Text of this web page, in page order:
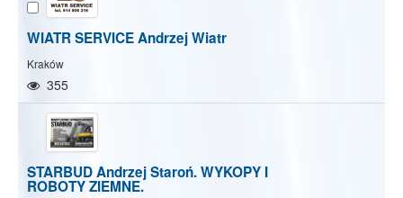
WIATR SERVICE Andrzej Wiatr
Kraków
355
STARBUD Andrzej Staroń. WYKOPY I
ROBOTY ZIEMNE.